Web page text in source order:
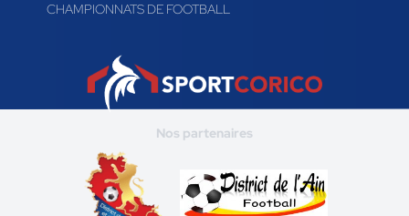
CHAMPIONNATS DE FOOTBALL
Nos partenaires